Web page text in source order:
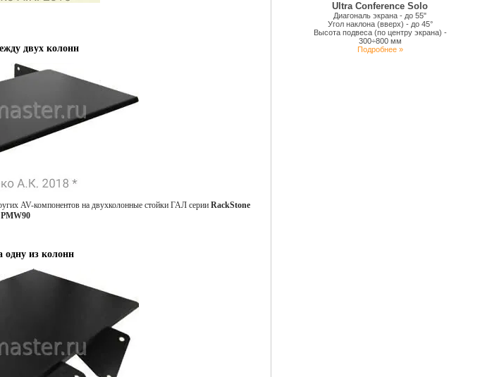
двух колонн
AV-компонентов на двухколонные стойки ГАЛ серии RackStone
PMW90
одну из колонн
Ultra Conference Solo
Диагональ экрана - до 55"
Угол наклона (вверх) - до 45°
Высота подвеса (по центру экрана) -
300÷800 мм
Подробнее »